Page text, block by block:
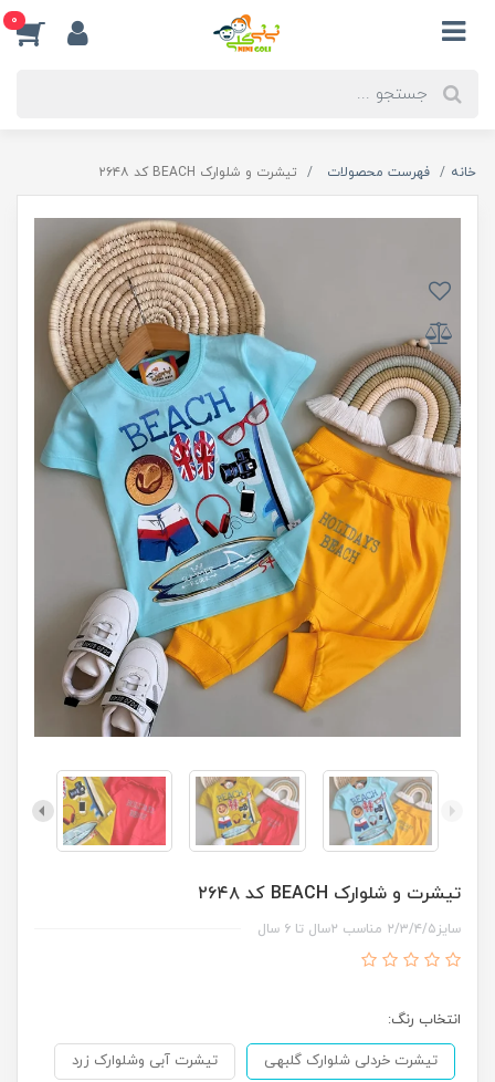
0
خانه فهرست محصولات تیشرت و شلوارک BEACH کد ۲۶۴۸
تیشرت و شلوارک BEACH کد ۲۶۴۸
سایز۲/۳/۴/۵ مناسب ۲سال تا ۶ سال
انتخاب رنگ:
تیشرت خردلی شلوارک گلبهی تیشرت آبی وشلوارک زرد